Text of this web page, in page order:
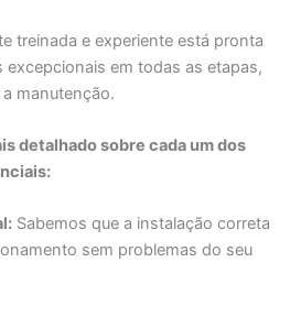
treinada e experiente está pronta
excepcionais em todas as etapas,
manutenção.
detalhado sobre cada um dos
Sabemos que a instalação correta
sem problemas do seu